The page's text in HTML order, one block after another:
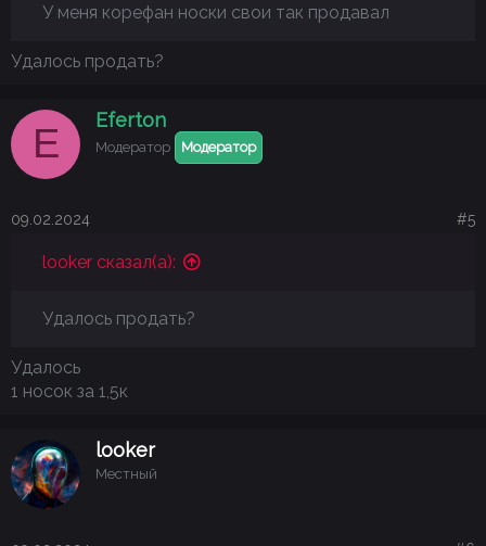
У меня корефан носки свои так продавал
Удалось продать?
E
Eferton
Модератор Модератор
09.02.2024 #5
looker сказал(а):
Удалось продать?
Удалось
1 носок за 1,5к
looker
Местный